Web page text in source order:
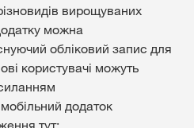
вирощуваних
можна
обліковий запис для
користувачі можуть
додаток
тут: